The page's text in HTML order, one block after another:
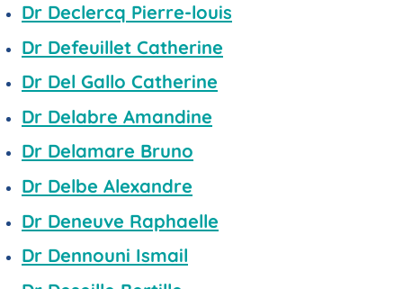
Dr Declercq Pierre-louis
Dr Defeuillet Catherine
Dr Del Gallo Catherine
Dr Delabre Amandine
Dr Delamare Bruno
Dr Delbe Alexandre
Dr Deneuve Raphaelle
Dr Dennouni Ismail